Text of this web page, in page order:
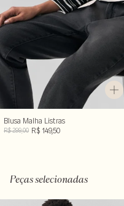
Blusa Malha Listras
R$ 299,00 R$ 149,50
Peças selecionadas